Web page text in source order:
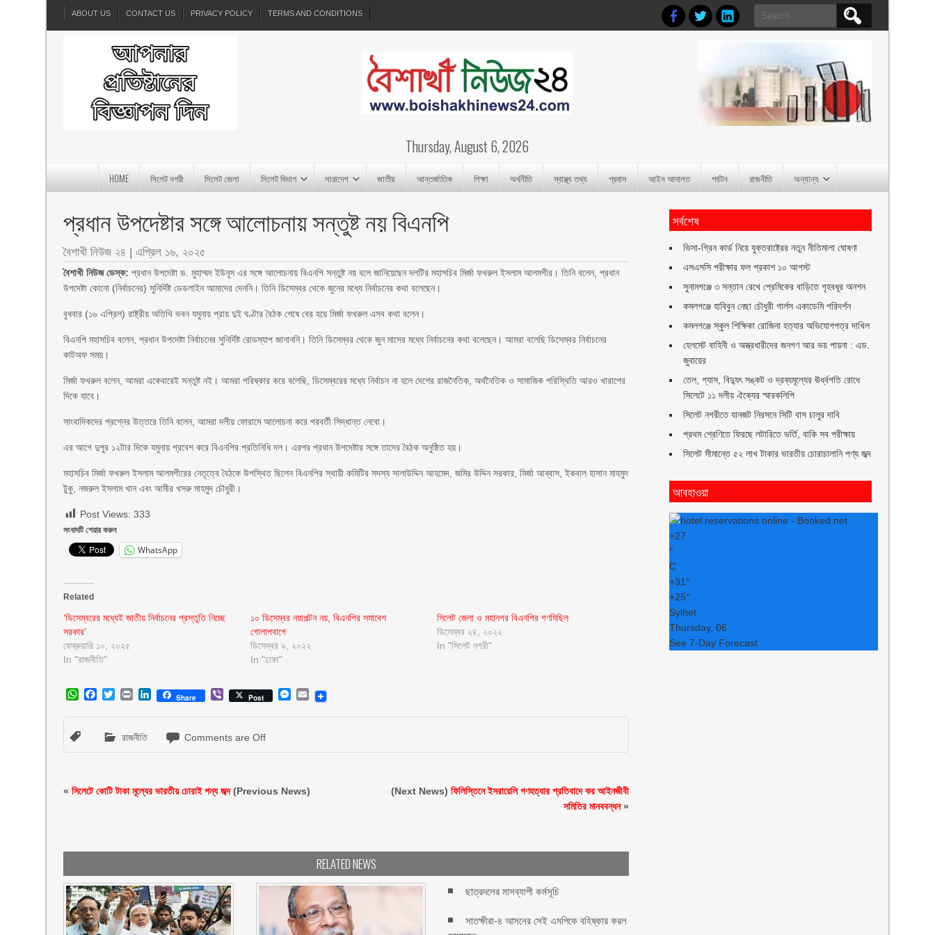
ABOUT US CONTACT US PRIVACY POLICY TERMS AND CONDITIONS
Search
for:
Thursday, August 6, 2026
HOME সিলেট নগরী সিলেট জেলা সিলেট বিভাগ সারাদেশ জাতীয় আন্তর্জাতিক শিক্ষা অর্থনীতি স্বাস্থ্য তথ্য প্রবাস আইন আদালত পর্যটন রাজনীতি অন্যান্য
প্রধান উপদেষ্টার সঙ্গে আলোচনায় সন্তুষ্ট নয় বিএনপি
বৈশাখী নিউজ ২৪ |এপ্রিল ১৬, ২০২৫
বৈশাখী নিউজ ডেস্ক: প্রধান উপদেষ্টা ড. মুহাম্মদ ইউনূস এর সঙ্গে আলোচনায় বিএনপি সন্তুষ্ট নয় বলে জানিয়েছেন দলটির মহাসচিব মির্জা ফখরুল ইসলাম আলমগীর। তিনি বলেন, প্রধান
উপদেষ্টা কোনো (নির্বাচনের) সুনির্দিষ্ট ডেডলাইন আমাদের দেননি। তিনি ডিসেম্বর থেকে জুনের মধ্যে নির্বাচনের কথা বলেছেন।
বুধবার (১৬ এপ্রিল) রাষ্ট্রীয় অতিথি ভবন যমুনায় প্রায় দুই ঘণ্টার বৈঠক শেষে বের হয়ে মির্জা ফখরুল এসব কথা বলেন।
বিএনপি মহাসচিব বলেন, প্রধান উপদেষ্টা নির্বাচনের সুনির্দিষ্ট রোডম্যাপ জানাননি। তিনি ডিসেম্বর থেকে জুন মাসের মধ্যে নির্বাচনের কথা বলেছেন। আমরা বলেছি ডিসেম্বর নির্বাচনের
কাটঅফ সময়।
মির্জা ফখরুল বলেন, আমরা একেবারেই সন্তুষ্ট নই। আমরা পরিষ্কার করে বলেছি, ডিসেম্বরের মধ্যে নির্বাচন না হলে দেশের রাজনৈতিক, অর্থনৈতিক ও সামাজিক পরিস্থিতি আরও খারাপের
দিকে যাবে।
সাংবাদিকদের প্রশ্নের উত্তরে তিনি বলেন, আমরা দলীয় ফোরামে আলোচনা করে পরবর্তী সিদ্ধান্ত নেবো।
এর আগে দুপুর ১২টার দিকে যমুনায় প্রবেশ করে বিএনপির প্রতিনিধি দল। এরপর প্রধান উপদেষ্টার সঙ্গে তাদের বৈঠক অনুষ্ঠিত হয়।
মহাসচিব মির্জা ফখরুল ইসলাম আলমগীরের নেতৃত্বে বৈঠকে উপস্থিত ছিলেন বিএনপির স্থায়ী কমিটির সদস্য সালাউদ্দিন আহমেদ, জমির উদ্দিন সরকার, মির্জা আব্বাস, ইকবাল হাসান মাহমুদ
টুকু, নজরুল ইসলাম খান এবং আমীর খসরু মাহমুদ চৌধুরী।
Post Views: 333
সংবাদটি শেয়ার করুন
WhatsApp
Related
‘ডিসেম্বরের মধ্যেই জাতীয় নির্বাচনের প্রস্তুতি নিচ্ছে
সরকার’
ফেব্রুয়ারি ১০, ২০২৫
In "রাজনীতি"
১০ ডিসেম্বর নয়াপল্টন নয়, বিএনপির সমাবেশ
গোলাপবাগে
ডিসেম্বর ৯, ২০২২
In "ঢাকা"
সিলেট জেলা ও মহানগর বিএনপির গণমিছিল
ডিসেম্বর ২৪, ২০২২
In "সিলেট নগরী"
WhatsApp
Facebook
Twitter
Print LinkedIn
Share ViberPost Messenger
Email
রাজনীতি Comments are Off
«সিলেটে কোটি টাকা মূল্যের ভারতীয় চোরাই পন্য জব্দ(Previous News) (Next News)ফিলিস্তিনে ইসরায়েলি গণহত্যার প্রতিবাদে কর আইনজীবী
সমিতির মানববন্ধন»
RELATED NEWS
ছাত্রদলের মাসব্যাপী কর্মসূচি
সাতক্ষীরা-৪ আসনের সেই এমপিকে বহিষ্কার করল
সর্বশেষ
ভিসা-গ্রিন কার্ড নিয়ে যুক্তরাষ্ট্রের নতুন নীতিমালা ঘোষণা
এসএসসি পরীক্ষার ফল প্রকাশ ১০ আগস্ট
সুনামগঞ্জে ৩ সন্তান রেখে প্রেমিকের বাড়িতে গৃহবধূর অনশন
কমলগঞ্জে হাবিবুন নেছা চৌধুরী গার্লস একাডেমি পরিদর্শন
কমলগঞ্জে স্কুল শিক্ষিকা রোজিনা হত্যার অভিযোগপত্র দাখিল
হেলমেট বাহিনী ও অস্ত্রধারীদের জনগণ আর ভয় পায়না : এড.
জুবায়ের
তেল, গ্যাস, বিদ্যুৎ সঙ্কট ও দ্রব্যমূল্যের ঊর্ধ্বগতি রোধে
সিলেটে ১১ দলীয় ঐক্যের স্মারকলিপি
সিলেট নগরীতে যানজট নিরসনে সিটি বাস চালুর দাবি
প্রথম শ্রেণিতে ফিরছে লটারিতে ভর্তি, বাকি সব পরীক্ষায়
সিলেট সীমান্তে ৫২ লাখ টাকার ভারতীয় চোরাচালানি পণ্য জব্দ
আবহাওয়া
+27
°
C
+31°
+25°
Sylhet
Thursday, 06
See 7-Day Forecast